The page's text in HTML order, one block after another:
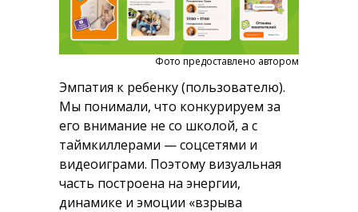
Эмпатия к ребенку (пользователю).
Мы понимали, что конкурируем за
его внимание не со школой, а с
таймкиллерами — соцсетями и
видеоиграми. Поэтому визуальная
часть построена на энергии,
динамике и эмоции «взрыва
Фото предоставлено автором